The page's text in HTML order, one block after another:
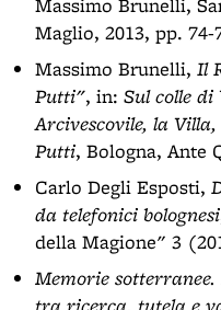
Maglio, 2013, pp. 74-
Massimo Brunelli, Il
Putti", in: Sul colle
Arcivescovile, la
Putti, Bologna, Ante
Carlo Degli Esposti,
da telefonici bolognesi
della Magione" 3
Memorie